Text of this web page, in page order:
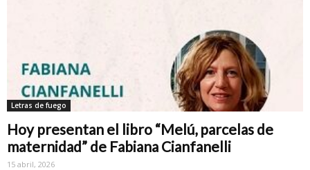
Letras de fuego
Hoy presentan el libro “Melú, parcelas de
maternidad” de Fabiana Cianfanelli
15 abril, 2026